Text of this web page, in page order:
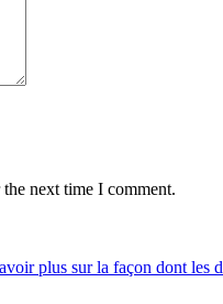
next time I comment.
plus sur la façon dont les